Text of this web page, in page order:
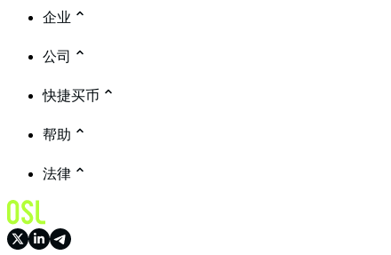
企业
公司
快捷买币
帮助
法律